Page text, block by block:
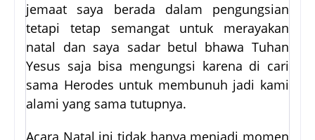
jemaat saya berada dalam pengungsian
tetapi tetap semangat untuk merayakan
natal dan saya sadar betul bhawa Tuhan
Yesus saja bisa mengungsi karena di cari
sama Herodes untuk membunuh jadi kami
alami yang sama tutupnya.
Acara Natal ini tidak hanya menjadi momen